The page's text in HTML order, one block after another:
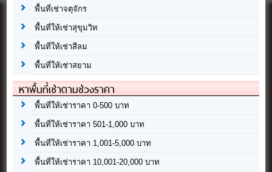
พื้นที่เช่าจตุจักร
พื้นที่ให้เช่าสุขุมวิท
พื้นที่ให้เช่าสีลม
พื้นที่ให้เช่าสยาม
หาพื้นที่เช่าตามช่วงราคา
พื้นที่ให้เช่าราคา 0-500 บาท
พื้นที่ให้เช่าราคา 501-1,000 บาท
พื้นที่ให้เช่าราคา 1,001-5,000 บาท
พื้นที่ให้เช่าราคา 10,001-20,000 บาท